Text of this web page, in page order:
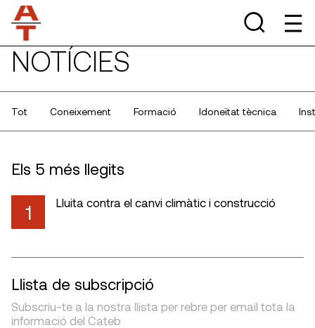
NOTÍCIES
Tot Coneixement Formació Idoneïtat tècnica
Els 5 més llegits
1 Lluita contra el canvi climàtic i construcció
Llista de subscripció
Subscriu-te a la nostra llista per rebre per email tota la
informació del Cateb